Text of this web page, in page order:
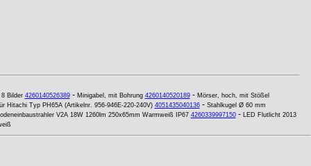
Bilder 4260140526389- Minigabel, mit Bohrung 4260140520189- Mörser, hoch, mit Stößel
Hitachi Typ PH65A (Artikelnr. 956-946E-220-240V) 4051435040136- Stahlkugel Ø 60 mm
V2A 18W 1260lm 250x65mm Warmweiß IP67 4260339997150- LED Flutlicht 2013